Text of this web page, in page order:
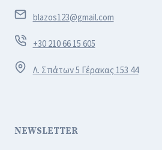
blazos123@gmail.com
+30 210 66 15 605
Λ. Σπάτων 5 Γέρακας 153 44
NEWSLETTER